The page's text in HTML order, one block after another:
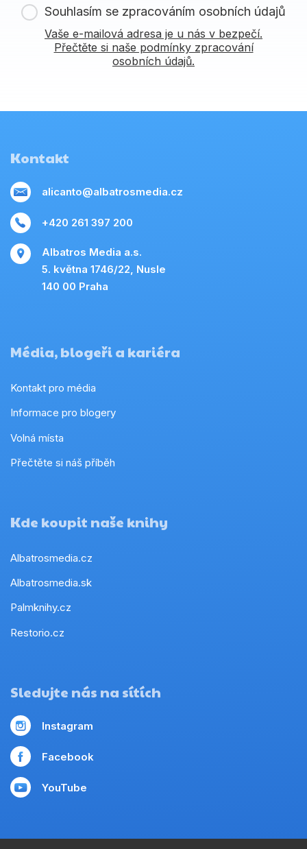
Souhlasím se zpracováním osobních údajů
Vaše e-mailová adresa je u nás v bezpečí.
Přečtěte si naše podmínky zpracování
osobních údajů.
Kontakt
alicanto@albatrosmedia.cz
+420 261 397 200
Albatros Media a.s.
5. května 1746/22, Nusle
140 00 Praha
Média, blogeři a kariéra
Kontakt pro média
Informace pro blogery
Volná místa
Přečtěte si náš příběh
Kde koupit naše knihy
Albatrosmedia.cz
Albatrosmedia.sk
Palmknihy.cz
Restorio.cz
Sledujte nás na sítích
Instagram
Facebook
YouTube